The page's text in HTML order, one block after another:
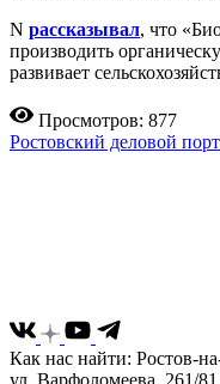
N рассказывал, что
производить
развивает
Просмотров: 877
Ростовский деловой
Как нас найти: Ростов-